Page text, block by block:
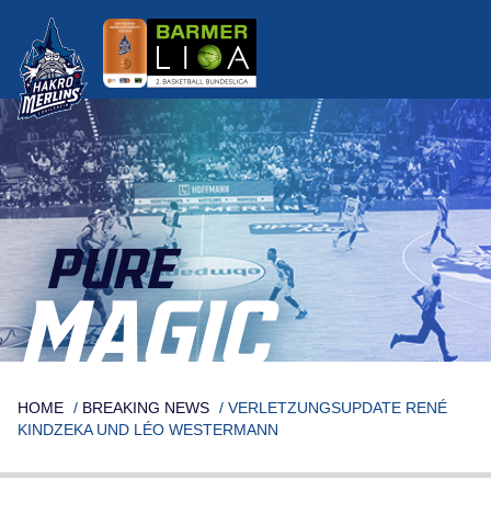
content
PURE
MAGIC
HOME / BREAKING NEWS / VERLETZUNGSUPDATE RENÉ
KINDZEKA UND LÉO WESTERMANN